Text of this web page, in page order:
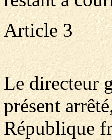
Article 3
Le directeur
présent
République